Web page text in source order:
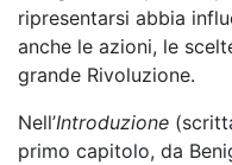
ripresentarsi abbia
anche le azioni, le
grande Rivoluzione.
Nell’Introduzione
primo capitolo, da